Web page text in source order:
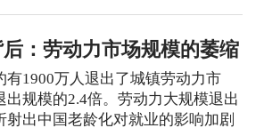
：劳动力市场规模的萎缩
有1900万人退出了城镇劳动力市
出规模的2.4倍。劳动力大规模退出
射出中国老龄化对就业的影响加剧